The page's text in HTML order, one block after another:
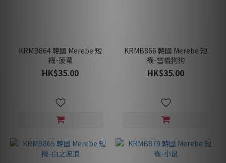
KRMB864 韓國 Merebe 短
襪-菠蘿
HK$35.00
KRMB866 韓國 Merebe 短
襪-雪橇狗狗
HK$35.00